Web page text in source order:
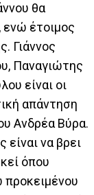
θα
ενώ έτοιμος
Γιάννος
Παναγιώτης
είναι οι
απάντηση
Ανδρέα Βύρα.
να βρει
όπου
προκειμένου